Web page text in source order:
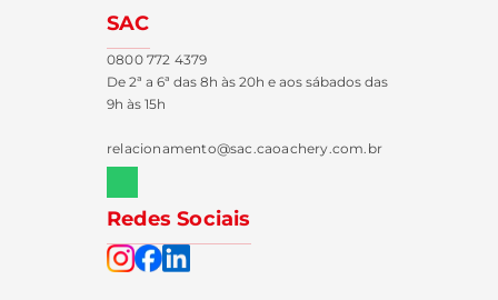
SAC
0800 772 4379
De 2ª a 6ª das 8h às 20h e aos sábados das
9h às 15h
relacionamento@sac.caoachery.com.br
Redes Sociais